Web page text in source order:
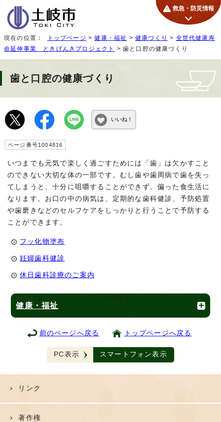
救急・防災情報
現在の位置： トップページ >健康・福祉 >健康づくり > 全世代健康寿
命延伸事業 ときげんきプロジェクト
> 歯と口腔の健康づくり
歯と口腔の健康づくり
いいね！
ページ番号1004816
いつまでも元気で楽しく過ごすためには「歯」は欠かすこと
のできない大切な体の一部です。むし歯や歯周病で歯を失っ
てしまうと、十分に咀嚼することができず、偏った食生活に
なります。お口の中の病気は、定期的な歯科健診、予防処置
や歯磨きなどのセルフケアをしっかりと行うことで予防する
ことができます。
フッ化物塗布
妊婦歯科健診
休日歯科診療のご案内
健康・福祉
前のページへ戻る トップページへ戻る
PC表示 スマートフォン表示
リンク
著作権